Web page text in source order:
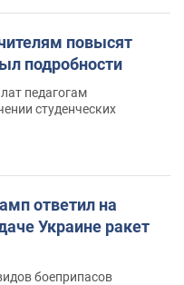
повысят
подробности
педагогам
студенческих
ответил на
Украине ракет
боеприпасов